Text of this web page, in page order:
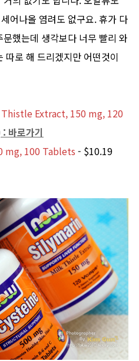
어나올 염려도 없구요. 휴가 다
했는데 생각보다 너무 빨리 와
따로 해 드리겠지만 어떤것이
Extract, 150 mg, 120
: 바로가기
mg, 100 Tablets - $10.19